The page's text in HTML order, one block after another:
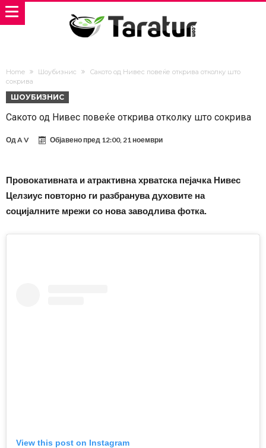
Home Шоубизнис
Сакото од Нивес повеќе открива отколку што
сокрива
ШОУБИЗНИС
Сакото од Нивес повеќе открива отколку што сокрива
ОдA V Објавено пред 12:00, 21 ноември
Провокативната и атрактивна хрватска пејачка Нивес
Целзиус повторно ги разбранува духовите на
социјалните мрежи со нова заводлива фотка.
View this post on Instagram